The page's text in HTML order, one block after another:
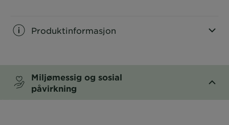
Produktinformasjon
Miljømessig og sosial
påvirkning